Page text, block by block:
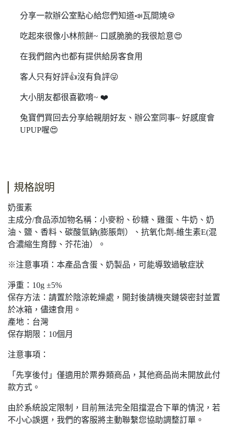
分享一款辦公室點心給您們知道📣瓦間燒🍪
吃起來很像小林煎餅~ 口感脆脆的我很尬意😍
在我們館內也都有提供給房客食用
客人只有好評👍沒有負評😜
大小朋友都很喜歡唷~ ❤️
兔寶們買回去分享給親朋好友、辦公室同事~ 好感度會
UPUP喔😍
規格說明
奶蛋素
主成分/食品添加物名稱：小麥粉、砂糖、雞蛋、牛奶、奶
油、鹽、香料、碳酸氫鈉(膨脹劑）、抗氧化劑-維生素E(混
合濃縮生育醇、芥花油）。
※注意事項：本產品含蛋、奶製品，可能導致過敏症狀
淨重：10g ±5%
保存方法：請置於陰涼乾燥處，開封後請機夾鏈袋密封並置
於冰箱，儘速食用。
產地：台灣
保存期限：10個月
注意事項：
「先享後付」僅適用於票券類商品，其他商品尚未開放此付
款方式。
由於系統設定限制，目前無法完全阻擋混合下單的情況，若
不小心誤選，我們的客服將主動聯繫您協助調整訂單。